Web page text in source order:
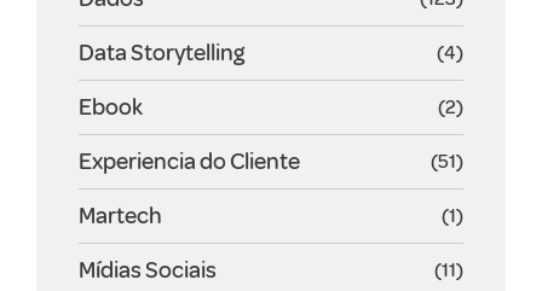
Data Storytelling (4)
Ebook (2)
Experiencia do Cliente (51)
Martech (1)
Mídias Sociais (11)